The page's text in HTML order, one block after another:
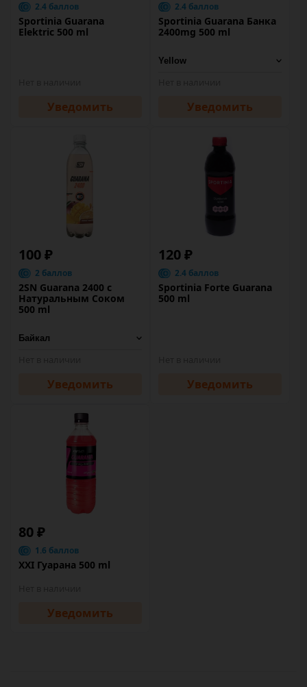
2.4 баллов
Sportinia Guarana
Elektric 500 ml
Уведомить
2.4 баллов
Sportinia Guarana Банка
2400mg 500 ml
Уведомить
100 ₽
2 баллов
2SN Guarana 2400 с
Натуральным Соком
500 ml
Уведомить
120 ₽
2.4 баллов
Sportinia Forte Guarana
500 ml
Уведомить
80 ₽
1.6 баллов
XXI Гуарана 500 ml
Уведомить